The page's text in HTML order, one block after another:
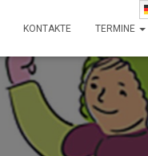
KONTAKTE TERMINE